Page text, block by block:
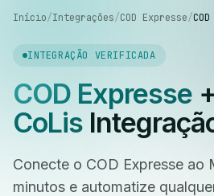
Início/Integrações/COD Expresse/
INTEGRAÇÃO VERIFICADA
COD Expresse+
CoLis
Conecte o COD Expresse ao
minutos e automatize